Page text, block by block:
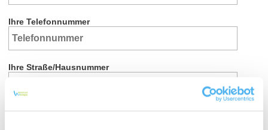
Ihre Telefonnummer
Ihre Straße/Hausnummer
Ihre Postleitzahl